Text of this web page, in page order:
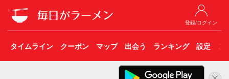
登録/ログイン
タイムライン クーポン マップ 出会う ランキング 設定 こ